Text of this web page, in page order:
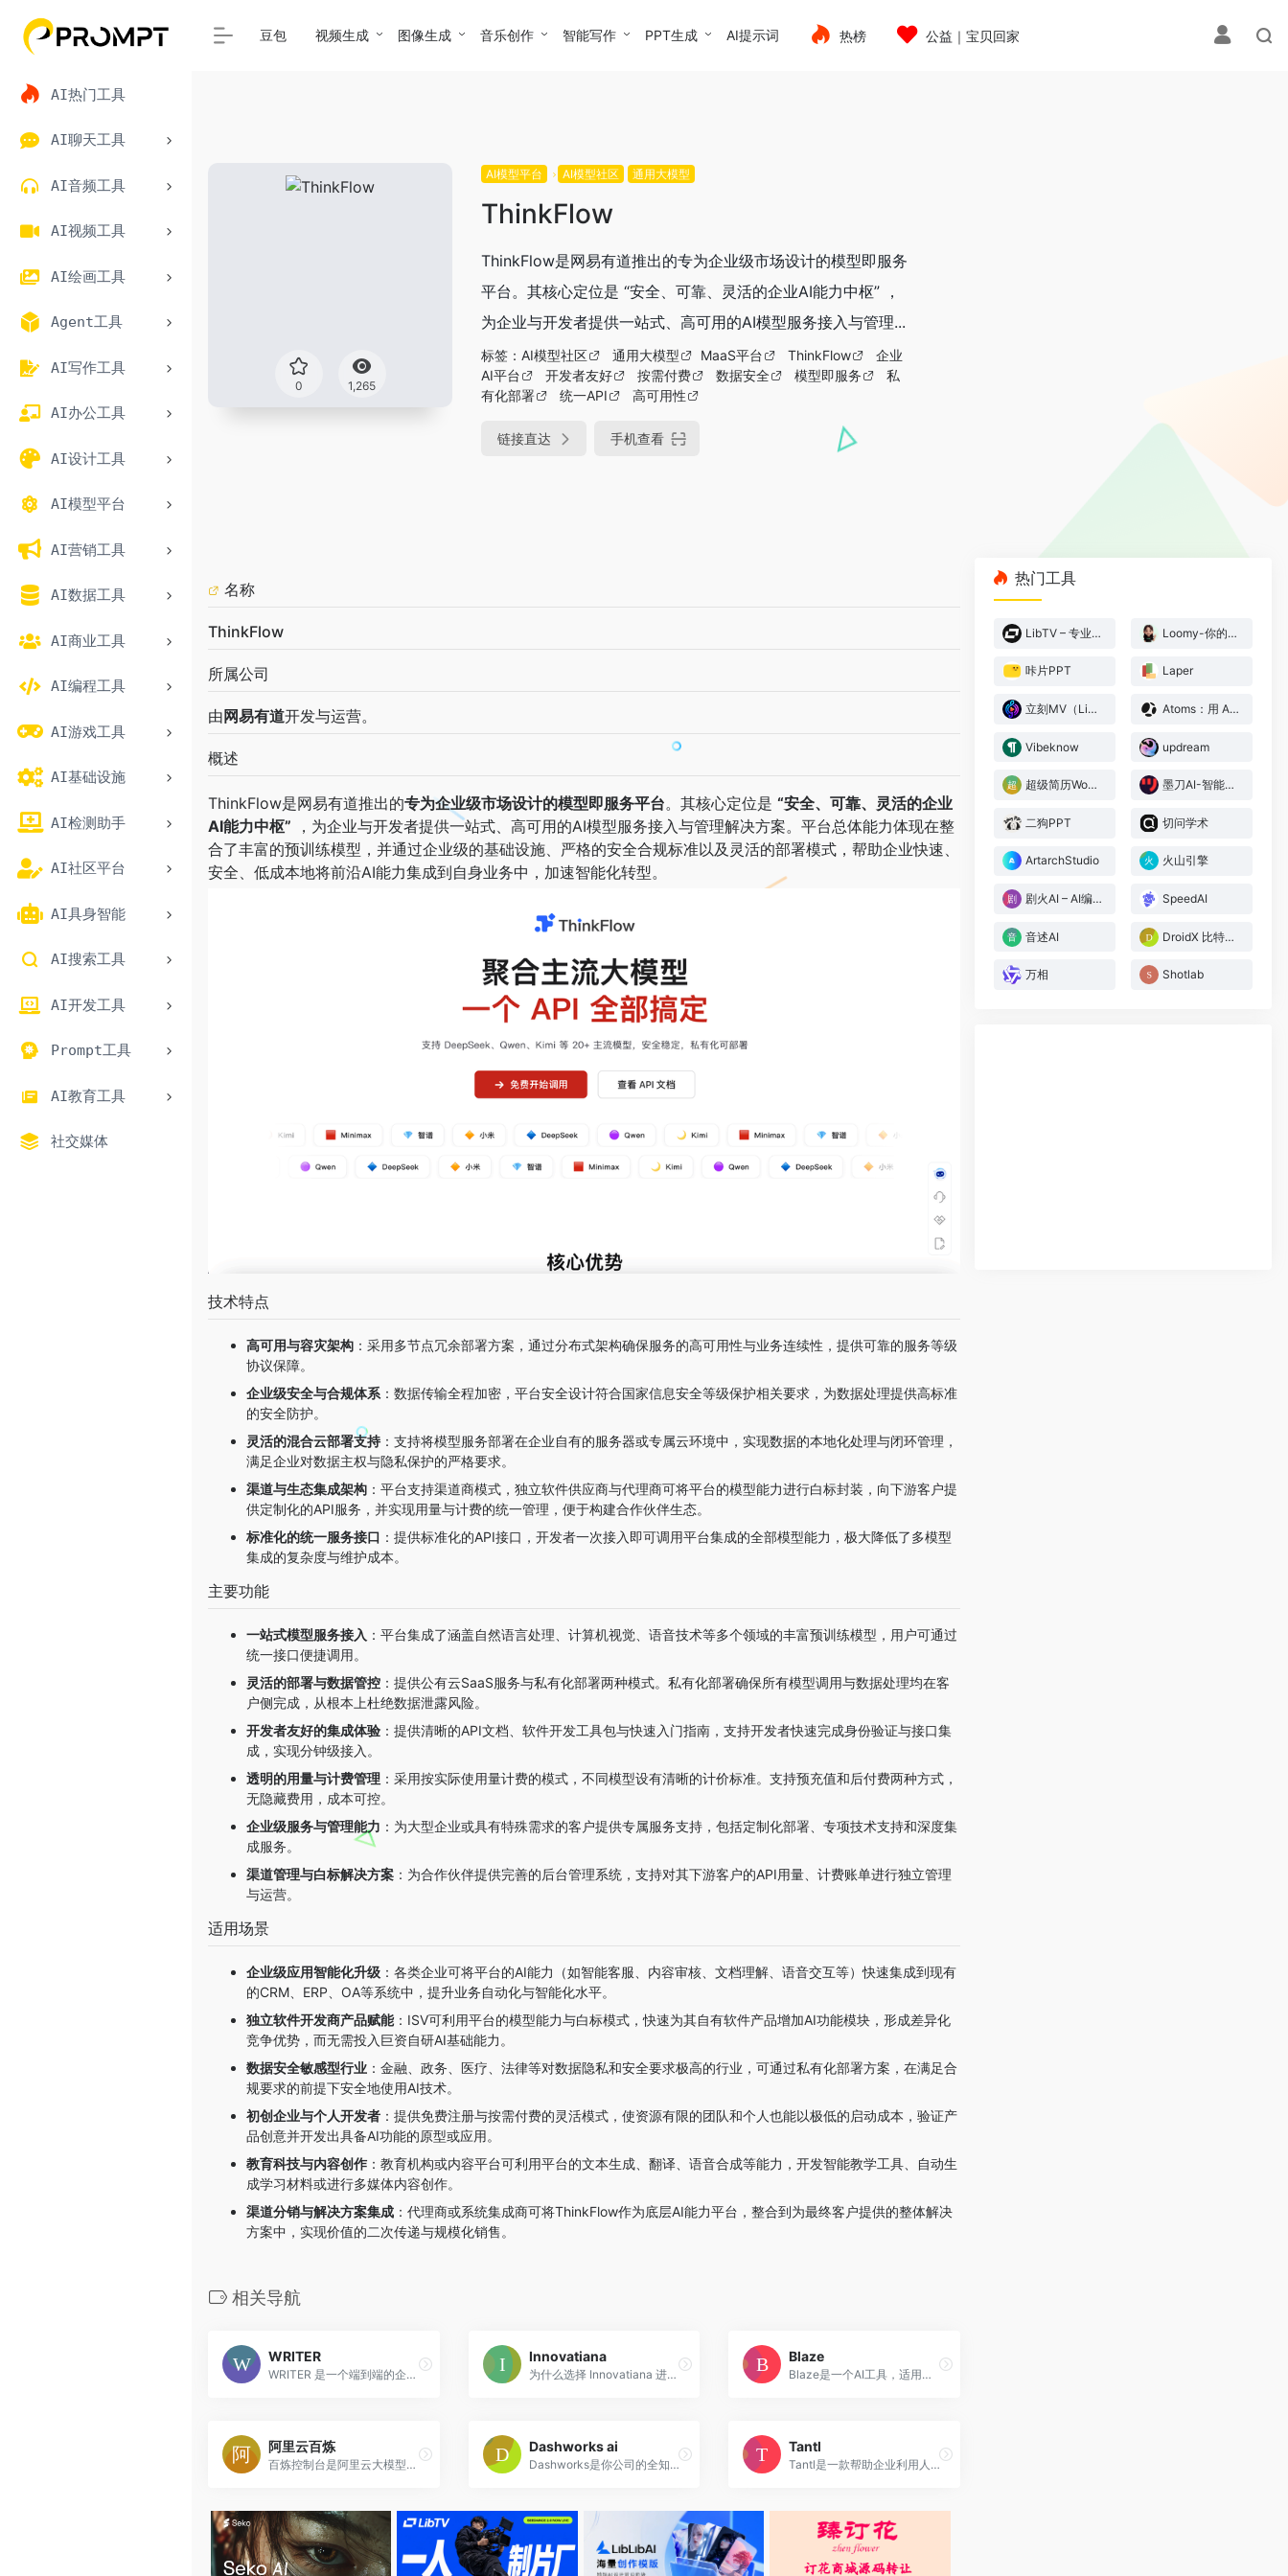
AI热门工具
AI聊天工具
AI音频工具
AI视频工具
AI绘画工具
Agent工具
AI写作工具
AI办公工具
AI设计工具
AI模型平台
AI营销工具
AI数据工具
AI商业工具
AI编程工具
AI游戏工具
AI基础设施
AI检测助手
AI社区平台
AI具身智能
AI搜索工具
AI开发工具
Prompt工具
AI教育工具
社交媒体
豆包 视频生成 图像生成 音乐创作 智能写作 PPT生成 AI提示词 热榜 公益｜宝贝回家
0 1,265
AI模型平台 AI模型社区 通用大模型
ThinkFlow
ThinkFlow是网易有道推出的专为企业级市场设计的模型即服务
平台。其核心定位是 “安全、可靠、灵活的企业AI能力中枢”​ ，
为企业与开发者提供一站式、高可用的AI模型服务接入与管理...
标签： AI模型社区 通用大模型 MaaS平台 ThinkFlow
企业
AI平台
开发者友好 按需付费 数据安全 模型即服务
私
有化部署
统一API 高可用性
链接直达 手机查看
名称
ThinkFlow
所属公司
由 网易有道开发与运营。
概述
ThinkFlow是网易有道推出的专为企业级市场设计的模型即服务平台。其核心定位是 “安全、可靠、灵活的企业
AI能力中枢” ​ ，为企业与开发者提供一站式、高可用的AI模型服务接入与管理解决方案。平台总体能力体现在整
合了丰富的预训练模型，并通过企业级的基础设施、严格的安全合规标准以及灵活的部署模式，帮助企业快速、
安全、低成本地将前沿AI能力集成到自身业务中，加速智能化转型。
技术特点
高可用与容灾架构 ：采用多节点冗余部署方案，通过分布式架构确保服务的高可用性与业务连续性，提供可靠的服务等级
协议保障。
企业级安全与合规体系 ：数据传输全程加密，平台安全设计符合国家信息安全等级保护相关要求，为数据处理提供高标准
的安全防护。
灵活的混合云部署支持 ：支持将模型服务部署在企业自有的服务器或专属云环境中，实现数据的本地化处理与闭环管理，
满足企业对数据主权与隐私保护的严格要求。
渠道与生态集成架构 ：平台支持渠道商模式，独立软件供应商与代理商可将平台的模型能力进行白标封装，向下游客户提
供定制化的API服务，并实现用量与计费的统一管理，便于构建合作伙伴生态。
标准化的统一服务接口 ：提供标准化的API接口，开发者一次接入即可调用平台集成的全部模型能力，极大降低了多模型
集成的复杂度与维护成本。
主要功能
一站式模型服务接入 ：平台集成了涵盖自然语言处理、计算机视觉、语音技术等多个领域的丰富预训练模型，用户可通过
统一接口便捷调用。
灵活的部署与数据管控 ：提供公有云SaaS服务与私有化部署两种模式。私有化部署确保所有模型调用与数据处理均在客
户侧完成，从根本上杜绝数据泄露风险。
开发者友好的集成体验 ：提供清晰的API文档、软件开发工具包与快速入门指南，支持开发者快速完成身份验证与接口集
成，实现分钟级接入。
透明的用量与计费管理 ：采用按实际使用量计费的模式，不同模型设有清晰的计价标准。支持预充值和后付费两种方式，
无隐藏费用，成本可控。
企业级服务与管理能力 ：为大型企业或具有特殊需求的客户提供专属服务支持，包括定制化部署、专项技术支持和深度集
成服务。
渠道管理与白标解决方案 ：为合作伙伴提供完善的后台管理系统，支持对其下游客户的API用量、计费账单进行独立管理
与运营。
适用场景
企业级应用智能化升级 ：各类企业可将平台的AI能力（如智能客服、内容审核、文档理解、语音交互等）快速集成到现有
的CRM、ERP、OA等系统中，提升业务自动化与智能化水平。
独立软件开发商产品赋能：ISV可利用平台的模型能力与白标模式，快速为其自有软件产品增加AI功能模块，形成差异化
竞争优势，而无需投入巨资自研AI基础能力。
数据安全敏感型行业 ：金融、政务、医疗、法律等对数据隐私和安全要求极高的行业，可通过私有化部署方案，在满足合
规要求的前提下安全地使用AI技术。
初创企业与个人开发者 ：提供免费注册与按需付费的灵活模式，使资源有限的团队和个人也能以极低的启动成本，验证产
品创意并开发出具备AI功能的原型或应用。
教育科技与内容创作 ：教育机构或内容平台可利用平台的文本生成、翻译、语音合成等能力，开发智能教学工具、自动生
成学习材料或进行多媒体内容创作。
渠道分销与解决方案集成 ：代理商或系统集成商可将ThinkFlow作为底层AI能力平台，整合到为最终客户提供的整体解决
方案中，实现价值的二次传递与规模化销售。
相关导航
WRITER
WRITER 是一个端到端的企业级生成式 AI 平台，帮助企业构建、部署和治理 AI 智能体，将品牌标准、知识库和最佳实践内建于每个 AI 输出，实现规模化、合规化的智能工作流自动化。
Innovatiana
为什么选择 Innovatiana 进行数据标注外包？Innovatiana 是一家致力于为您的人工智能需求提供有意义和有影响力的外包服务的公司。我们在马达加斯加招聘并培训我们自己的数据标注团队，为他们提供公平的薪水、良好的工作条件和职业发展机会。我们拒绝使用众包实践，为您提供有意义和有影响力的外包服务，并透明地提供用于人工智能的数据来源。我们的任务由一位英语或法语经理负责，以实现紧密的管理和沟通。我们提供灵活的价格，根据您的需求和预算定价。我们重视数据的安全性和机密性，并采取最佳的信息安全实践来保护数据。我们的数据标注专家经过专业培训，为您提供高质量的标注数据，用于培训您的人工智能模型。
Blaze
Blaze是一个AI工具，适用于单人团队，可以生成博客文章、社交媒体内容、广告文案和营销简报，全部在您的品牌声音中。Blaze帮助您从超级疲惫的营销人员变成超级营销人员。它提供了真实的文档编辑功能，包括实时协作、数百种字体、动态嵌入、客人共享等。您可以与团队成员共同工作，进行评论、任务和跟踪更改。Blaze还提供营销日历，可以让您以不同的视图组织内容，并与您已经了解和喜爱的工具和应用程序集成。此外，Blaze还提供SEO分析，确保您的内容针对正确的关键词进行优化，并保证数据的安全和隐私。Blaze让您的工作更加高效，提供了丰富的功能和使用场景。
阿里云百炼
百炼控制台是阿里云大模型服务平台，提供AI模型训练、部署、推理一站式服务，支持多种大模型框架，助力企业快速构建AI应用。
Dashworks ai
Dashworks是你公司的全知者。通过统一的基于NLP的搜索功能，可以在50多个应用程序中查找文档、对话和任务，帮助员工在瞬间找到所需的任何信息，从而提高团队的生产力。Dashworks的功能包括自动理解和搜索公司知识、自动回答问题、集成多个应用程序、提高效率和保护数据安全等。定价灵活，可根据用户数量进行调整。
Tantl
Tantl是一款帮助企业利用人工智能使数据仓库易于使用和操作的工具。不再需要编写复杂的SQL查询，等待数周来获取答案，或者解决访问控制的问题。通过自然语言解锁您的数据仓库，推动业务发展。Tantl可以作为您的数据助手，帮助您回答数据查询问题。它使用生成式人工智能学习您组织的专业知识。Tantl还提供完全控制的数据治理，允许指定的表格和列以维护安全和隐私。它还支持与主流数据库和数据仓库的安全连接，并提供行业领先的安全实践。
热门工具
LibTV – 专业视频创作工具 Loomy-你的AI工作搭子
咔片PPT Laper
立刻MV（LickMV） – AI音乐视频生成器 Atoms：用 AI 构建网站与应用，无需编码
Vibeknow updream
超级简历WonderCV 墨刀AI-智能原型设计
二狗PPT 切问学术
ArtarchStudio 火山引擎
剧火AI – AI编剧+导演，一人短剧工作室 SpeedAI
音述AI DroidX 比特矩阵 – 定制你的AI智能体
万相 Shotlab